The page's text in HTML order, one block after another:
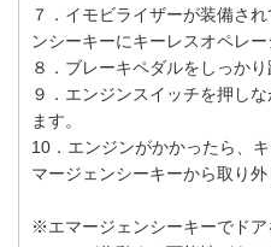
７．イモビライザーが装備さ
ンシーキーにキーレスオペレ
８．ブレーキペダルをしっかり
９．エンジンスイッチを押し
ます。
10．エンジンがかかったら、
マージェンシーキーから取り外
※エマージェンシーキーでド